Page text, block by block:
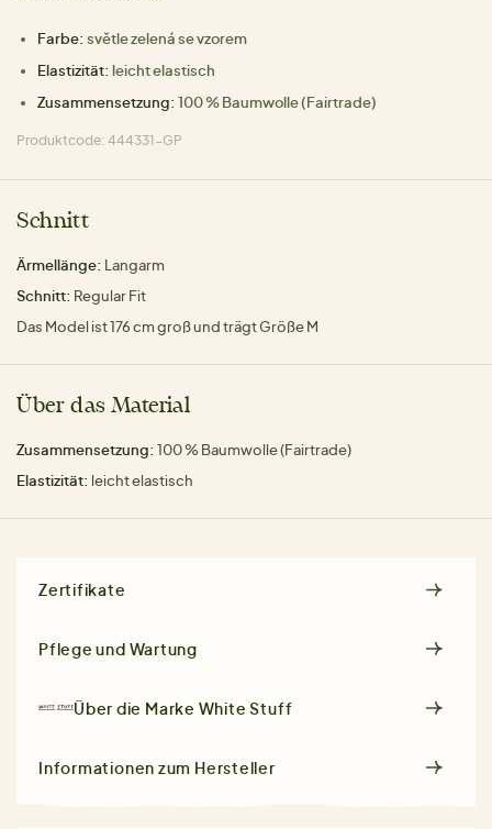
Farbe: světle zelená se vzorem
Elastizität: leicht elastisch
Zusammensetzung: 100 % Baumwolle (Fairtrade)
Produktcode: 444331-GP
Schnitt
Ärmellänge: Langarm
Schnitt: Regular Fit
Das Model ist 176 cm groß und trägt Größe M
Über das Material
Zusammensetzung: 100 % Baumwolle (Fairtrade)
Elastizität: leicht elastisch
Zertifikate
Pflege und Wartung
Über die Marke White Stuff
Informationen zum Hersteller